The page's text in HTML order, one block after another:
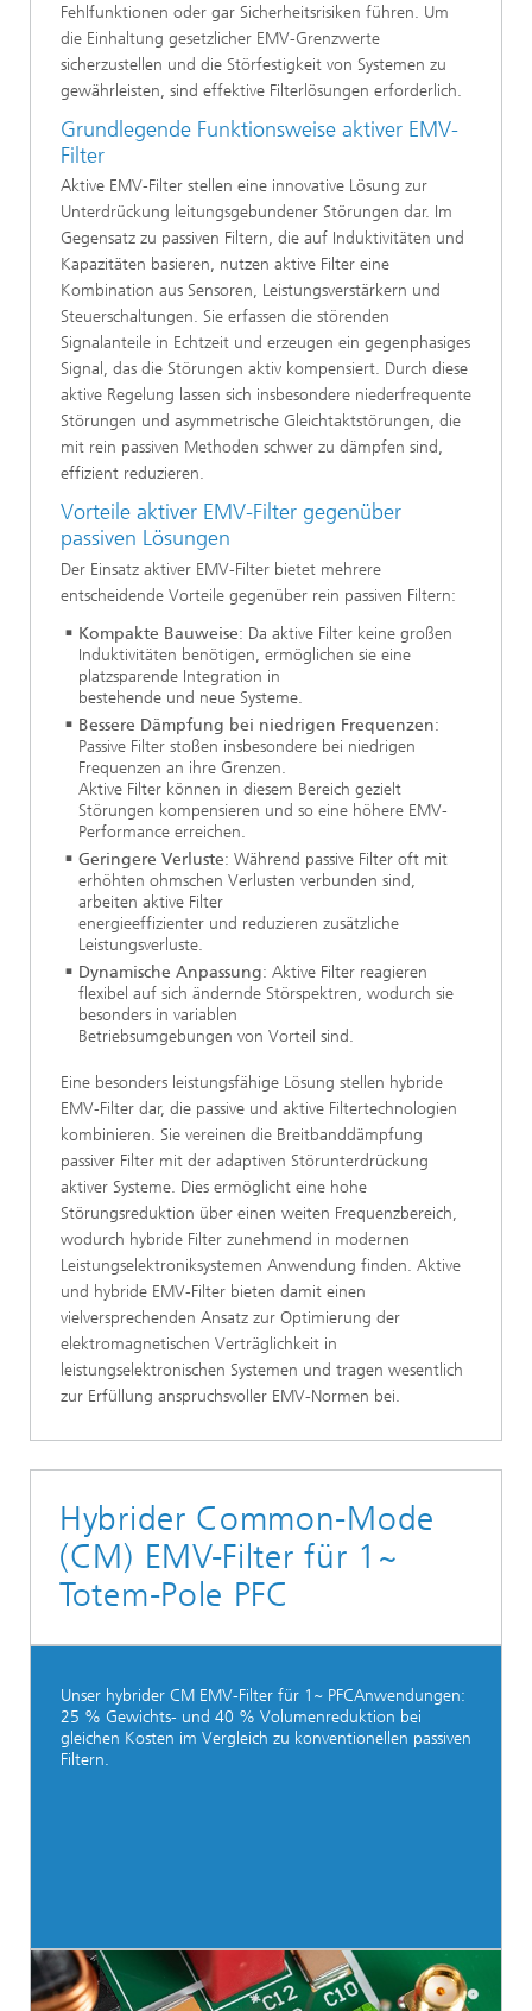
Fehlfunktionen oder gar Sicherheitsrisiken führen. Um
die Einhaltung gesetzlicher EMV-Grenzwerte
sicherzustellen und die Störfestigkeit von Systemen zu
gewährleisten, sind effektive Filterlösungen erforderlich.
Grundlegende Funktionsweise aktiver EMV-
Filter
Aktive EMV-Filter stellen eine innovative Lösung zur
Unterdrückung leitungsgebundener Störungen dar. Im
Gegensatz zu passiven Filtern, die auf Induktivitäten und
Kapazitäten basieren, nutzen aktive Filter eine
Kombination aus Sensoren, Leistungsverstärkern und
Steuerschaltungen. Sie erfassen die störenden
Signalanteile in Echtzeit und erzeugen ein gegenphasiges
Signal, das die Störungen aktiv kompensiert. Durch diese
aktive Regelung lassen sich insbesondere niederfrequente
Störungen und asymmetrische Gleichtaktstörungen, die
mit rein passiven Methoden schwer zu dämpfen sind,
effizient reduzieren.
Vorteile aktiver EMV-Filter gegenüber
passiven Lösungen
Der Einsatz aktiver EMV-Filter bietet mehrere
entscheidende Vorteile gegenüber rein passiven Filtern:
Kompakte Bauweise: Da aktive Filter keine großen
Induktivitäten benötigen, ermöglichen sie eine
platzsparende Integration in
bestehende und neue Systeme.
Bessere Dämpfung bei niedrigen Frequenzen:
Passive Filter stoßen insbesondere bei niedrigen
Frequenzen an ihre Grenzen.
Aktive Filter können in diesem Bereich gezielt
Störungen kompensieren und so eine höhere EMV-
Performance erreichen.
Geringere Verluste: Während passive Filter oft mit
erhöhten ohmschen Verlusten verbunden sind,
arbeiten aktive Filter
energieeffizienter und reduzieren zusätzliche
Leistungsverluste.
Dynamische Anpassung: Aktive Filter reagieren
flexibel auf sich ändernde Störspektren, wodurch sie
besonders in variablen
Betriebsumgebungen von Vorteil sind.
Eine besonders leistungsfähige Lösung stellen hybride
EMV-Filter dar, die passive und aktive Filtertechnologien
kombinieren. Sie vereinen die Breitbanddämpfung
passiver Filter mit der adaptiven Störunterdrückung
aktiver Systeme. Dies ermöglicht eine hohe
Störungsreduktion über einen weiten Frequenzbereich,
wodurch hybride Filter zunehmend in modernen
Leistungselektroniksystemen Anwendung finden. Aktive
und hybride EMV-Filter bieten damit einen
vielversprechenden Ansatz zur Optimierung der
elektromagnetischen Verträglichkeit in
leistungselektronischen Systemen und tragen wesentlich
zur Erfüllung anspruchsvoller EMV-Normen bei.
Hybrider Common-Mode
(CM) EMV-Filter für 1~
Totem-Pole PFC
Unser hybrider CM EMV-Filter für 1~ PFCAnwendungen:
25 % Gewichts- und 40 % Volumenreduktion bei
gleichen Kosten im Vergleich zu konventionellen passiven
Filtern.